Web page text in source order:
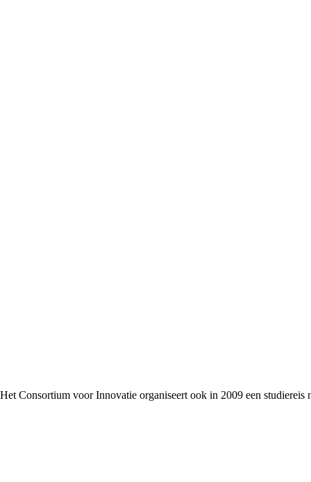
Het Consortium voor Innovatie organiseert ook in 2009 een studiereis